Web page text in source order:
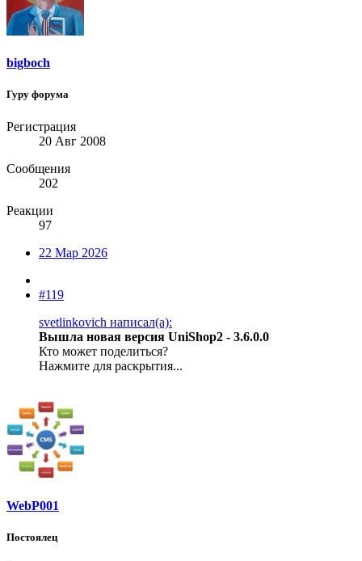
bigboch
Гуру форума
Регистрация
20 Авг 2008
Сообщения
202
Реакции
97
22 Мар 2026
#119
svetlinkovich написал(а):
Вышла новая версия UniShop2 - 3.6.0.0
Кто может поделиться?
Нажмите для раскрытия...
WebP001
Постоялец